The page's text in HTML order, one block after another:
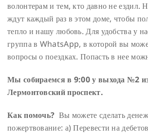
волонтерам и тем, кто давно не ездил.
ждут каждый раз в этом доме, чтобы
тепло и нашу любовь. Для удобства у
группа в WhatsApp, в которой вы
вопросы о поездках. Попасть в нее
Мы собираемся в 9:00 у выхода №2
Лермонтовский проспект.
Как помочь? Вы можете сделать
пожертвование: а) Перевести на